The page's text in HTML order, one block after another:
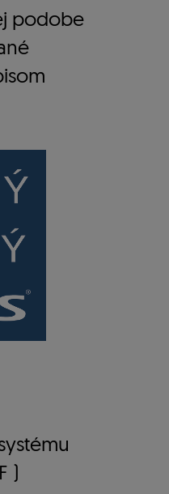
podobe
)